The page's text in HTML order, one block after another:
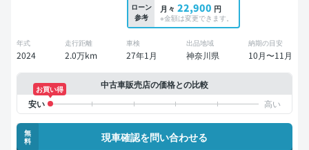
ローン
参考
月々 22,900 円
※金額は変更できます。
年式
2024
走行距離
2.0万km
車検
27年1月
出品地域
神奈川県
納期の目安
10月〜11月
中古車販売店の価格との比較
お買い得
無
料
現車確認を問い合わせる